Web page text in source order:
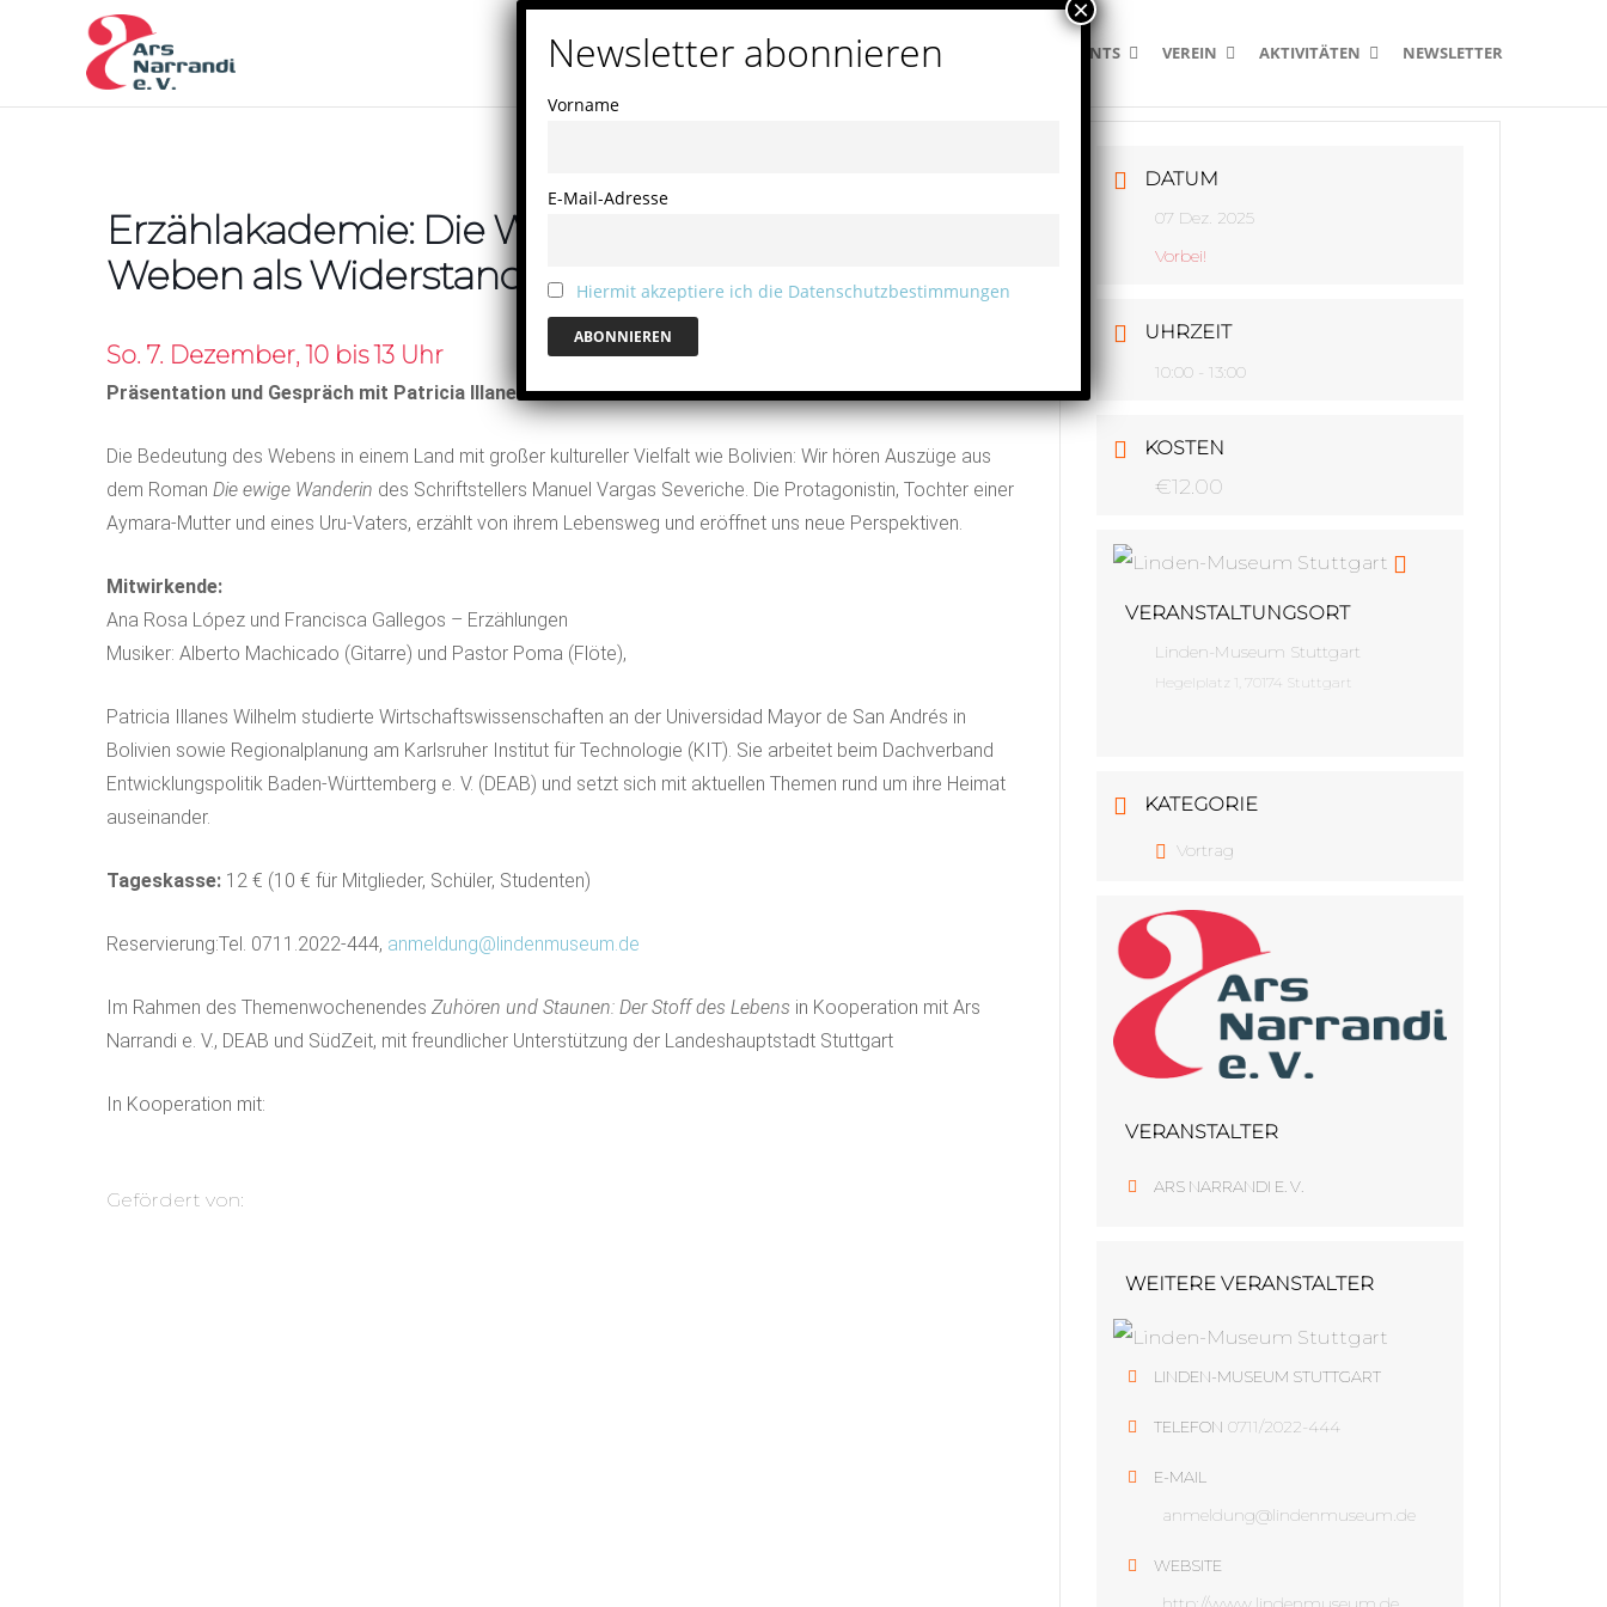
EVENTS VEREIN AKTIVITÄTEN NEWSLETTER
Erzählakademie: Die Weberin des Lebens –
Weben als Widerstand
So. 7. Dezember, 10 bis 13 Uhr
Präsentation und Gespräch mit Patricia Illanes Wilhelm
Die Bedeutung des Webens in einem Land mit großer kultureller Vielfalt wie Bolivien: Wir hören Auszüge aus
dem Roman Die ewige Wanderin des Schriftstellers Manuel Vargas Severiche. Die Protagonistin, Tochter einer
Aymara-Mutter und eines Uru-Vaters, erzählt von ihrem Lebensweg und eröffnet uns neue Perspektiven.
Mitwirkende:
Ana Rosa López und Francisca Gallegos – Erzählungen
Musiker: Alberto Machicado (Gitarre) und Pastor Poma (Flöte),
Patricia Illanes Wilhelm studierte Wirtschaftswissenschaften an der Universidad Mayor de San Andrés in
Bolivien sowie Regionalplanung am Karlsruher Institut für Technologie (KIT). Sie arbeitet beim Dachverband
Entwicklungspolitik Baden-Württemberg e. V. (DEAB) und setzt sich mit aktuellen Themen rund um ihre Heimat
auseinander.
Tageskasse: 12 € (10 € für Mitglieder, Schüler, Studenten)
Reservierung:Tel. 0711.2022-444, anmeldung@lindenmuseum.de
Im Rahmen des Themenwochenendes Zuhören und Staunen: Der Stoff des Lebens in Kooperation mit Ars
Narrandi e. V., DEAB und SüdZeit, mit freundlicher Unterstützung der Landeshauptstadt Stuttgart
In Kooperation mit:
Gefördert von:
DATUM
07 Dez. 2025
Vorbei!
UHRZEIT
10:00 - 13:00
KOSTEN
€12.00
VERANSTALTUNGSORT
Linden-Museum Stuttgart
Hegelplatz 1, 70174 Stuttgart
KATEGORIE
Vortrag
VERANSTALTER
ARS NARRANDI E. V.
WEITERE VERANSTALTER
LINDEN-MUSEUM STUTTGART
TELEFON 0711/2022-444
E-MAIL
anmeldung@lindenmuseum.de
WEBSITE
Vorname
E-Mail-Adresse
Hiermit akzeptiere ich die Datenschutzbestimmungen